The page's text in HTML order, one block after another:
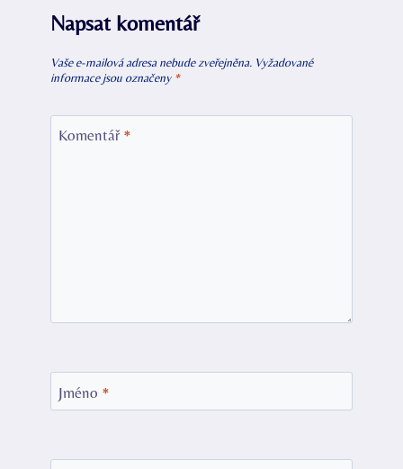
Napsat komentář
Vaše e-mailová adresa nebude zveřejněna. Vyžadované
informace jsou označeny *
Komentář *
Jméno *